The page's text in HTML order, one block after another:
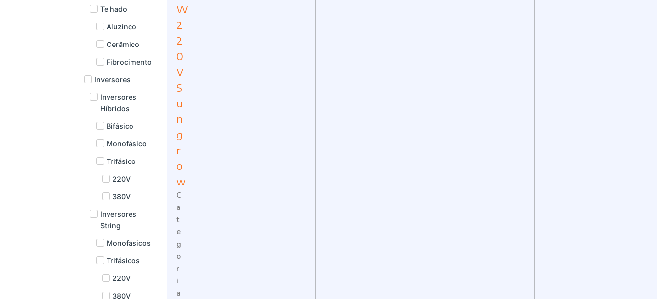
Telhado
Aluzinco
Cerâmico
Fibrocimento
Inversores
Inversores
Híbridos
Bifásico
Monofásico
Trifásico
220V
380V
Inversores
String
Monofásicos
Trifásicos
220V
380V
W
2
2
0
V
S
u
n
g
r
o
w
C
a
t
e
g
o
r
i
a